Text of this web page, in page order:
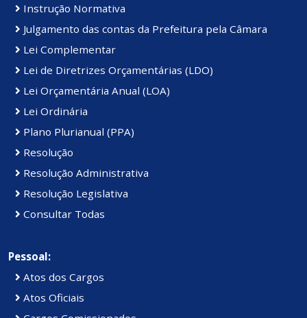
Instrução Normativa
Julgamento das contas da Prefeitura pela Câmara
Lei Complementar
Lei de Diretrizes Orçamentárias (LDO)
Lei Orçamentária Anual (LOA)
Lei Ordinária
Plano Plurianual (PPA)
Resolução
Resolução Administrativa
Resolução Legislativa
Consultar Todas
Pessoal:
Atos dos Cargos
Atos Oficiais